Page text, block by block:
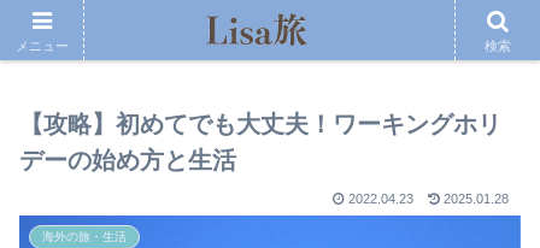
【攻略】初めてでも大丈夫！ワーキングホリ
デーの始め方と生活
2022.04.23 2025.01.28
海外の旅・生活
メニュー 検索